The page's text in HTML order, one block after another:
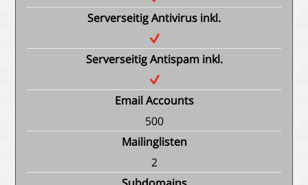
Serverseitig Antivirus inkl.
Serverseitig Antispam inkl.
Email Accounts
500
Mailinglisten
2